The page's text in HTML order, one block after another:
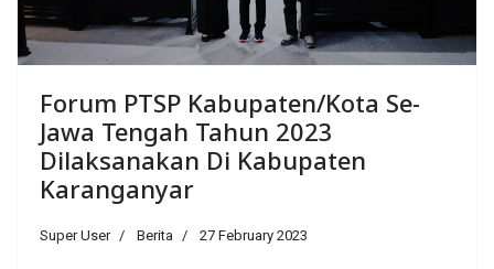
Forum PTSP Kabupaten/Kota Se-
Jawa Tengah Tahun 2023
Dilaksanakan Di Kabupaten
Karanganyar
Super User Berita 27 February 2023